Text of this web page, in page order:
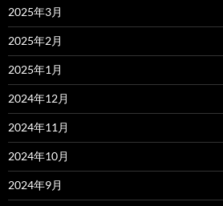
2025年3月
2025年2月
2025年1月
2024年12月
2024年11月
2024年10月
2024年9月